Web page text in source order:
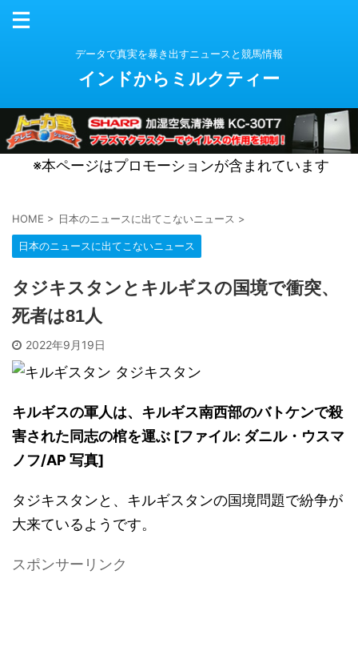
データで真実を暴き出すニュースと競馬情報
インドからミルクティー
※本ページはプロモーションが含まれています
HOME > 日本のニュースに出てこないニュース >
日本のニュースに出てこないニュース
タジキスタンとキルギスの国境で衝突、
死者は81人
2022年9月19日
キルギスの軍人は、キルギス南西部のバトケンで殺
害された同志の棺を運ぶ [ファイル: ダニル・ウスマ
ノフ/AP 写真]
タジキスタンと、キルギスタンの国境問題で紛争が
大来ているようです。
スポンサーリンク